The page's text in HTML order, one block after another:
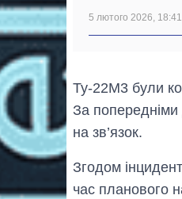
5 лютого 2026, 18:41
Ту-22М3 були
За попередніми
на зв’язок.
Згодом
час планового